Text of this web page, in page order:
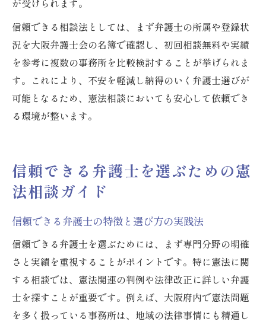
が受けられます。
信頼できる相談法としては、まず弁護士の所属や登録状
況を大阪弁護士会の名簿で確認し、初回相談無料や実績
を参考に複数の事務所を比較検討することが挙げられま
す。これにより、不安を軽減し納得のいく弁護士選びが
可能となるため、憲法相談においても安心して依頼でき
る環境が整います。
信頼できる弁護士を選ぶための憲
法相談ガイド
信頼できる弁護士の特徴と選び方の実践法
信頼できる弁護士を選ぶためには、まず専門分野の明確
さと実績を重視することがポイントです。特に憲法に関
する相談では、憲法関連の判例や法律改正に詳しい弁護
士を探すことが重要です。例えば、大阪府内で憲法問題
を多く扱っている事務所は、地域の法律事情にも精通し